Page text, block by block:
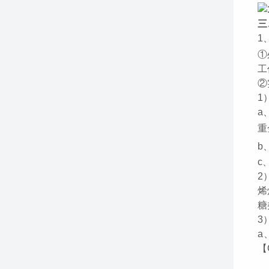
1
①
②
1
a
重
b
c
2
糖
3
a